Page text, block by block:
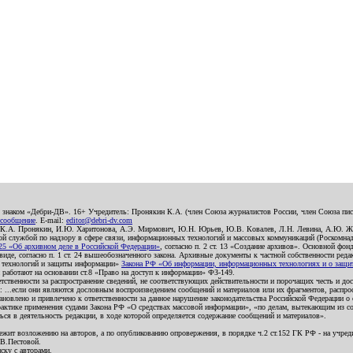
знаком «Дебри-ДВ». 16+ Учредитель: Пронякин К.А. (член Союза журналистов России, член Союза
. E-mail: editor@debri-dv.com
К.А. Пронякин, И.Ю. Харитонова, А.Э. Мирмович, Ю.Н. Юрьев, Ю.В. Ковалев, Л.Н. Левина,
службой по надзору в сфере связи, информационных технологий и массовых коммуникаций
«Об архивном деле в Российской Федерации» , согласно п. 2 ст. 13 «Создание архивов». Основной
согласно п. 1 ст. 24 вышеобозначенного закона. Архивные документы к частной собственности
и защиты информации» Закона РФ «Об информации, информационных технологиях и о
на основании ст.8 «Право на доступ к информации» ФЗ-149.
за распространение сведений, не соответствующих действительности и порочащих честь и
они являются дословным воспроизведением сообщений и материалов или их фрагментов,
и привлечено к ответственности за данное нарушение законодательства Российской Федерации
применения судами Закона РФ «О средствах массовой информации», «по делам, вытекающим из
деятельность редакции, в ходе которой определяется содержание сообщений и материалов».
возложению на авторов, а по опубликованию опровержения, в порядке ч.2 ст.152 ГК РФ - на
с авторами.